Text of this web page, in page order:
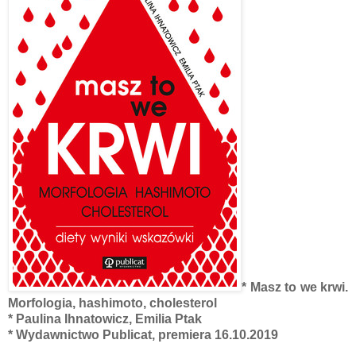
* Masz to we krwi.
Morfologia, hashimoto, cholesterol
* Paulina Ihnatowicz, Emilia Ptak
* Wydawnictwo Publicat, premiera 16.10.2019